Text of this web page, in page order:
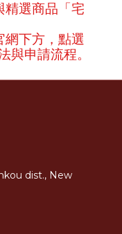
精選商品「宅
網下方，點選
與申請流程。
dist., New